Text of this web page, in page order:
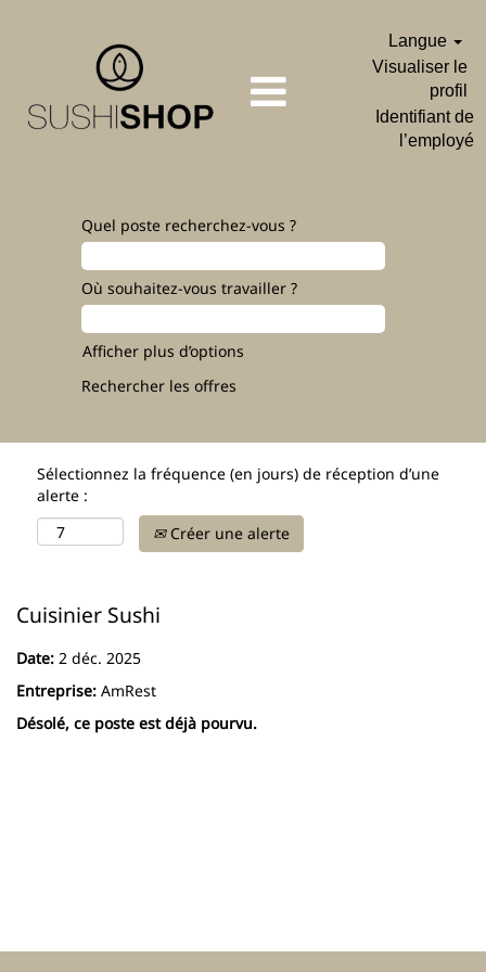
Langue
Visualiser le
profil
Identifiant de
l’employé
Quel poste recherchez-vous ?
Où souhaitez-vous travailler ?
Afficher plus d’options
Sélectionnez la fréquence (en jours) de réception d’une
alerte :
Créer une alerte
Cuisinier Sushi
Date: 2 déc. 2025
Entreprise: AmRest
Désolé, ce poste est déjà pourvu.